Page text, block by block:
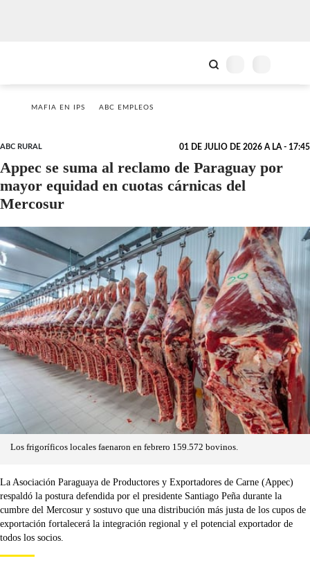
MAFIA EN IPS ABC EMPLEOS
ABC RURAL 01 DE JULIO DE 2026 A LA - 17:45
Appec se suma al reclamo de Paraguay por
mayor equidad en cuotas cárnicas del
Mercosur
Los frigoríficos locales faenaron en febrero 159.572 bovinos.
La Asociación Paraguaya de Productores y Exportadores de Carne (Appec)
respaldó la postura defendida por el presidente Santiago Peña durante la
cumbre del Mercosur y sostuvo que una distribución más justa de los cupos de
exportación fortalecerá la integración regional y el potencial exportador de
todos los socios.